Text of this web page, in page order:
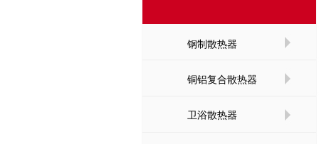
钢制散热器
铜铝复合散热器
卫浴散热器